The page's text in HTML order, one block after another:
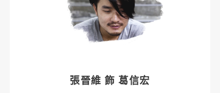
張晉維 飾 葛信宏